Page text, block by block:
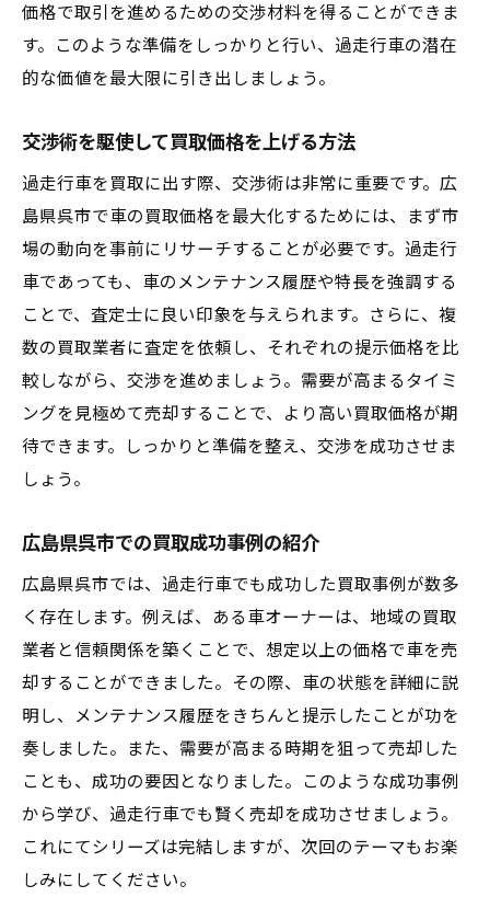
呉市内での市場価値を知り売却タイミング
を見極める
適切な買取業者選びで高価買取を目指す
高値取引を実現するための事前準備
車買取のプロが教える呉市での過走行車取引の
極意
過走行車の査定基準を知る
専門家のアドバイスを活用する方法
過走行車でも良い評価を得るための工夫
買取交渉で失敗しないためのポイント
過走行車買取の成功事例から学ぶ
価格で取引を進めるための交渉材料を得ることができま
す。このような準備をしっかりと行い、過走行車の潜在
的な価値を最大限に引き出しましょう。
交渉術を駆使して買取価格を上げる方法
過走行車を買取に出す際、交渉術は非常に重要です。広
島県呉市で車の買取価格を最大化するためには、まず市
場の動向を事前にリサーチすることが必要です。過走行
車であっても、車のメンテナンス履歴や特長を強調する
ことで、査定士に良い印象を与えられます。さらに、複
数の買取業者に査定を依頼し、それぞれの提示価格を比
較しながら、交渉を進めましょう。需要が高まるタイミ
ングを見極めて売却することで、より高い買取価格が期
待できます。しっかりと準備を整え、交渉を成功させま
しょう。
広島県呉市での買取成功事例の紹介
広島県呉市では、過走行車でも成功した買取事例が数多
く存在します。例えば、ある車オーナーは、地域の買取
業者と信頼関係を築くことで、想定以上の価格で車を売
却することができました。その際、車の状態を詳細に説
明し、メンテナンス履歴をきちんと提示したことが功を
奏しました。また、需要が高まる時期を狙って売却した
ことも、成功の要因となりました。このような成功事例
から学び、過走行車でも賢く売却を成功させましょう。
これにてシリーズは完結しますが、次回のテーマもお楽
しみにしてください。